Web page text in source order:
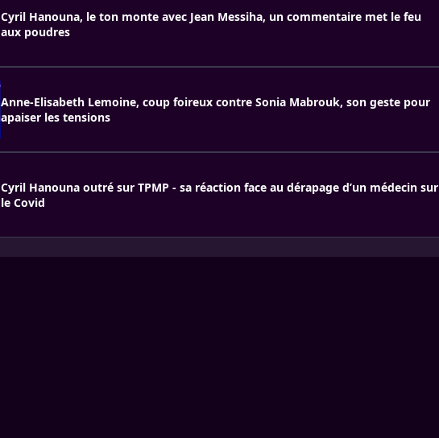
Cyril Hanouna, le ton monte avec Jean Messiha, un commentaire met le feu
aux poudres
Anne-Elisabeth Lemoine, coup foireux contre Sonia Mabrouk, son geste pour
apaiser les tensions
Cyril Hanouna outré sur TPMP - sa réaction face au dérapage d’un médecin sur
le Covid